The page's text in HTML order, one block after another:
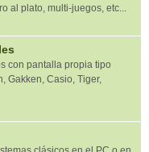
al plato, multi-juegos, etc...
con pantalla propia tipo
Gakken, Casio, Tiger,